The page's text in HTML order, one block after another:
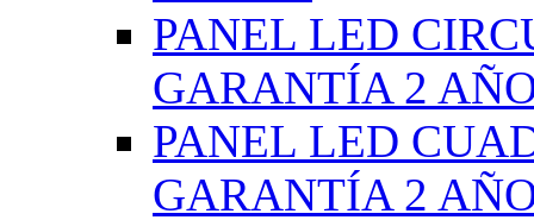
PANEL LED
GARANTÍA 2
PANEL LED
GARANTÍA 2